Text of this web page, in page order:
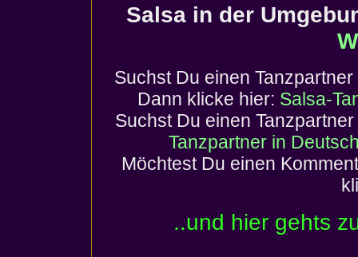
Salsa in der
Suchst Du einen Tanzpartner
Dann klicke hier: Salsa-
Suchst Du einen
Tanzpartner in
Möchtest Du einen
..und hier gehts